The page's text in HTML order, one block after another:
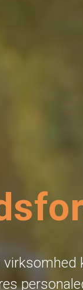
virksomhed